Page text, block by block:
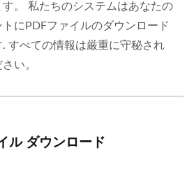
。 私たちのシステムはあなたの
にPDFファイルのダウンロード
すべての情報は厳重に守秘され
い。
ル ダウンロード